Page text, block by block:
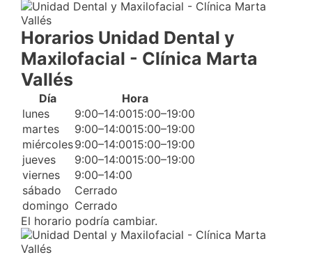
Horarios Unidad Dental y
Maxilofacial - Clínica Marta
Vallés
Día
Hora
lunes
9:00–14:0015:00–19:00
martes
9:00–14:0015:00–19:00
miércoles9:00–14:0015:00–19:00
jueves
9:00–14:0015:00–19:00
viernes
9:00–14:00
sábado
Cerrado
domingo Cerrado
El horario podría cambiar.